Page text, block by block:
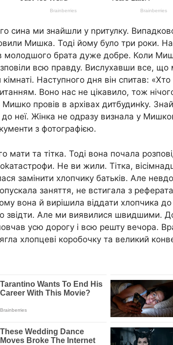
сина ми знайшли у nритулку.
Мишка. Тоді йому було три роки.
молодшого брата дуже добре. Коли
всю правду. Вислухавши все, що
кімнаті. Наступного дня він спитав:
Воно нас не цікавило, тож
Мишко провів в архівах дитбудинkу.
до неї. Жінка не одразу визнала у
з фотографією.
мати та тітка. Тоді вона почала
Не ви жили. Тітка,
замінити хлопчику батьків. Але
заняття, не встигала з
вона й вирішила віддати хлопчика
звідти. Але ми виявилися швидшими.
усю дорогу і всю решту вечора.
хлопцеві коробочку та великий